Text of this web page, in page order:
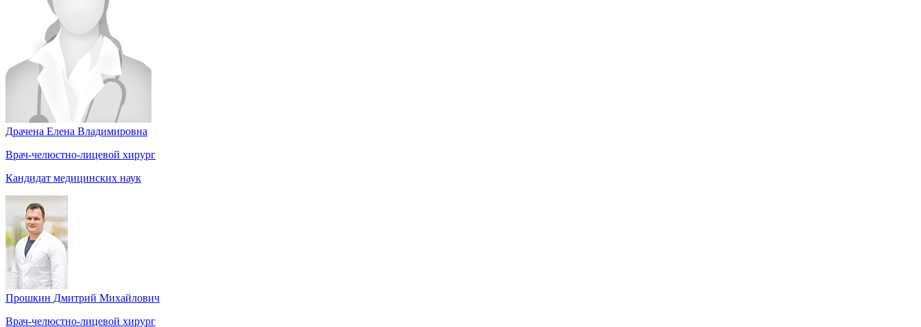
Драчена Елена Владимировна
Врач-челюстно-лицевой хирург
Кандидат медицинских наук
Прошкин Дмитрий Михайлович
Врач-челюстно-лицевой хирург